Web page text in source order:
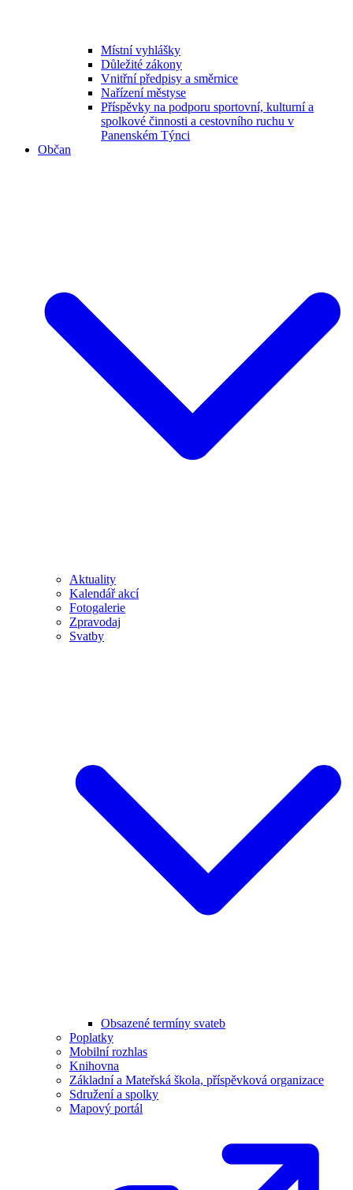
Místní vyhlášky
Důležité zákony
Vnitřní předpisy a směrnice
Nařízení městyse
Příspěvky na podporu sportovní, kulturní a
spolkové činnosti a cestovního ruchu v
Panenském Týnci
Občan
Aktuality
Kalendář akcí
Fotogalerie
Zpravodaj
Svatby
Obsazené termíny svateb
Poplatky
Mobilní rozhlas
Knihovna
Základní a Mateřská škola, příspěvková organizace
Sdružení a spolky
Mapový portál